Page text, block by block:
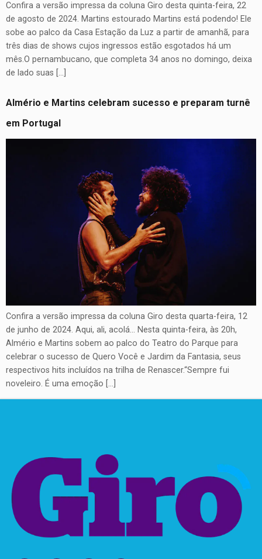
Confira a versão impressa da coluna Giro desta quinta-feira, 22
de agosto de 2024. Martins estourado Martins está podendo! Ele
sobe ao palco da Casa Estação da Luz a partir de amanhã, para
três dias de shows cujos ingressos estão esgotados há um
mês.O pernambucano, que completa 34 anos no domingo, deixa
de lado suas […]
Almério e Martins celebram sucesso e preparam turnê
em Portugal
Confira a versão impressa da coluna Giro desta quarta-feira, 12
de junho de 2024. Aqui, ali, acolá… Nesta quinta-feira, às 20h,
Almério e Martins sobem ao palco do Teatro do Parque para
celebrar o sucesso de Quero Você e Jardim da Fantasia, seus
respectivos hits incluídos na trilha de Renascer.“Sempre fui
noveleiro. É uma emoção […]